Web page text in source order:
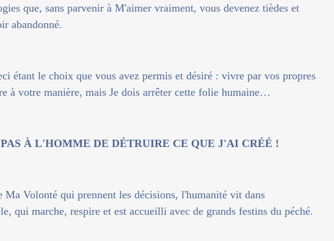
que, sans parvenir à M'aimer vraiment, vous devenez tièdes et
abandonné.
étant le choix que vous avez permis et désiré : vivre par vos propres
à votre manière, mais Je dois arrêter cette folie humaine…
À L'HOMME DE DÉTRUIRE CE QUE J'AI CRÉÉ !
Ma Volonté qui prennent les décisions, l'humanité vit dans
qui marche, respire et est accueilli avec de grands festins du péché.